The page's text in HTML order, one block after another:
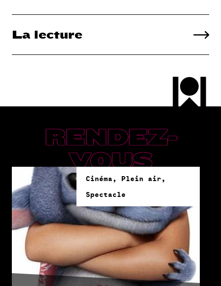
La lecture
RENDEZ-
VOUS
Cinéma, Plein air,
Spectacle